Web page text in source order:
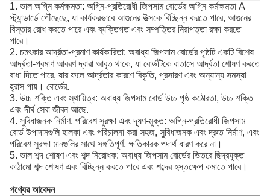
1. ভাল অগ্নি কর্মক্ষমতা: অগ্নি-প্রতিরোধী জিপসাম বোর্ডের অগ্নি কর্মক্ষমতা A
স্ট্যান্ডার্ডে পৌঁছেছে, যা কার্যকরভাবে আগুনের উত্সকে বিচ্ছিন্ন করতে পারে, আগুনের
বিস্তার রোধ করতে পারে এবং ব্যক্তিগত এবং সম্পত্তির নিরাপত্তা রক্ষা করতে
পারে।
2. চমৎকার আর্দ্রতা-প্রমাণ কার্যকারিতা: অবাধ্য জিপসাম বোর্ডের পৃষ্ঠটি একটি বিশেষ
আর্দ্রতা-প্রমাণ আবরণ দ্বারা আবৃত থাকে, যা বোর্ডটিকে বাতাসে আর্দ্রতা শোষণ করতে
বাধা দিতে পারে, যার ফলে আর্দ্রতার কারণে বিকৃতি, প্রসারণ এবং অন্যান্য সমস্যা
হ্রাস পায়। বোর্ডের.
3. উচ্চ শক্তি এবং স্থায়িত্ব: অবাধ্য জিপসাম বোর্ড উচ্চ পৃষ্ঠ কঠোরতা, উচ্চ শক্তি
এবং দীর্ঘ সেবা জীবন আছে.
4. সুবিধাজনক নির্মাণ, পরিবেশ সুরক্ষা এবং দূষণ-মুক্ত: অগ্নি-প্রতিরোধী জিপসাম
বোর্ড উপাদানগুলি হালকা এবং পরিচালনা করা সহজ, সুবিধাজনক এবং দ্রুত নির্মাণ, এবং
পরিবেশ সুরক্ষা মানগুলির সাথে সঙ্গতিপূর্ণ, ক্ষতিকারক পদার্থ ধারণ করে না।
5. ভাল শব্দ শোষণ এবং শব্দ নিরোধক: অবাধ্য জিপসাম বোর্ডের ভিতরে ছিদ্রযুক্ত
কাঠামো শব্দ শোষণ এবং বিচ্ছিন্ন করতে পারে এবং শব্দের হস্তক্ষেপ কমাতে পারে।
পণ্যের আবেদন